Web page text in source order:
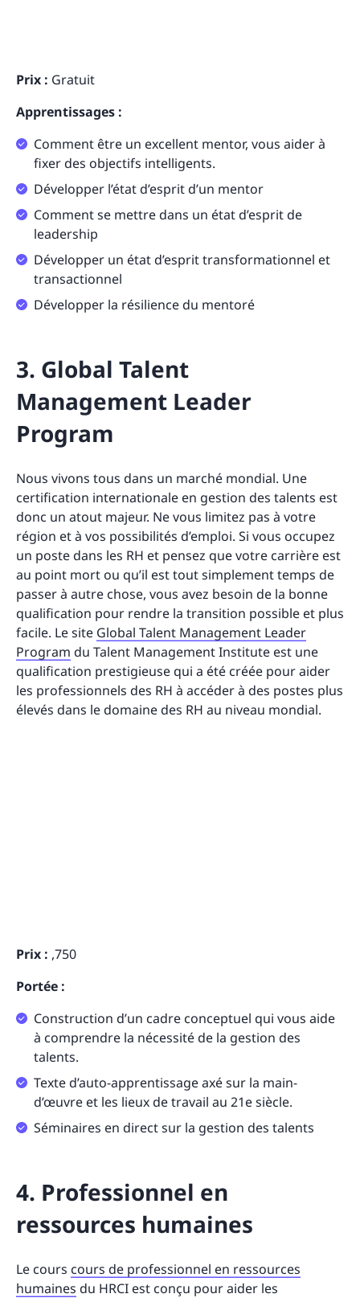
Prix : Gratuit
Apprentissages :
Comment être un excellent mentor, vous aider à
fixer des objectifs intelligents.
Développer l’état d’esprit d’un mentor
Comment se mettre dans un état d’esprit de
leadership
Développer un état d’esprit transformationnel et
transactionnel
Développer la résilience du mentoré
3. Global Talent
Management Leader
Program
Nous vivons tous dans un marché mondial. Une
certification internationale en gestion des talents est
donc un atout majeur. Ne vous limitez pas à votre
région et à vos possibilités d’emploi. Si vous occupez
un poste dans les RH et pensez que votre carrière est
au point mort ou qu’il est tout simplement temps de
passer à autre chose, vous avez besoin de la bonne
qualification pour rendre la transition possible et plus
facile. Le site Global Talent Management Leader
Program du Talent Management Institute est une
qualification prestigieuse qui a été créée pour aider
les professionnels des RH à accéder à des postes plus
élevés dans le domaine des RH au niveau mondial.
Prix : ,750
Portée :
Construction d’un cadre conceptuel qui vous aide
à comprendre la nécessité de la gestion des
talents.
Texte d’auto-apprentissage axé sur la main-
d’œuvre et les lieux de travail au 21e siècle.
Séminaires en direct sur la gestion des talents
4. Professionnel en
ressources humaines
Le cours cours de professionnel en ressources
humaines du HRCI est conçu pour aider les